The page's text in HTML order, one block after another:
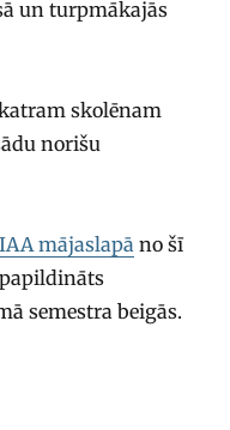
un turpmākajās
skolēnam
norišu
mājaslapā no šī
semestra beigās.